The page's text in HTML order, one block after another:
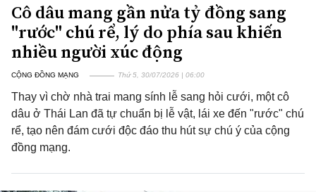
Cô dâu mang gần nửa tỷ đồng sang
"rước" chú rể, lý do phía sau khiến
nhiều người xúc động
CỘNG ĐỒNG MẠNG Thứ 5, 30/07/2026 | 06:00
Thay vì chờ nhà trai mang sính lễ sang hỏi cưới, một cô
dâu ở Thái Lan đã tự chuẩn bị lễ vật, lái xe đến "rước" chú
rể, tạo nên đám cưới độc đáo thu hút sự chú ý của cộng
đồng mạng.